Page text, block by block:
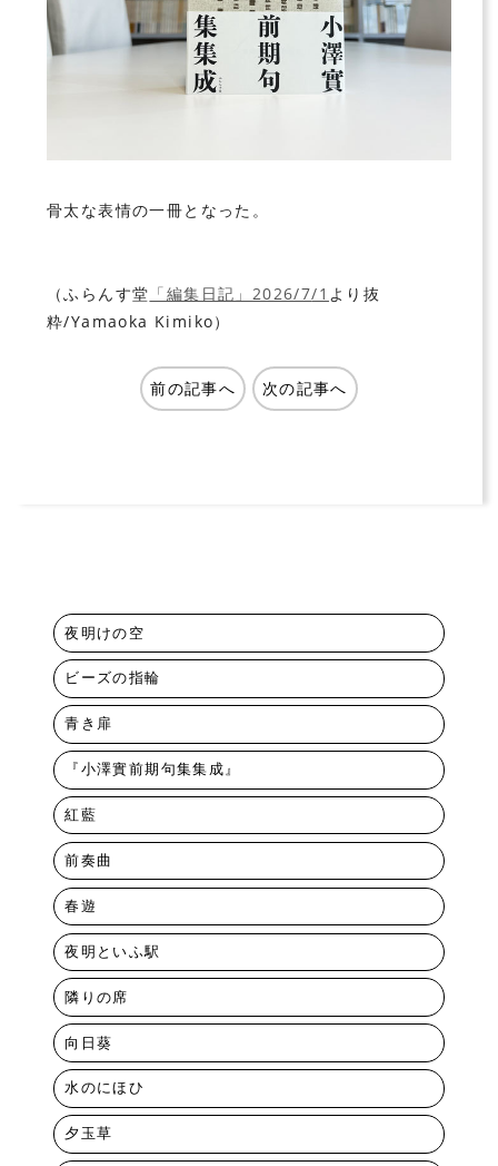
骨太な表情の一冊となった。
（ふらんす堂 「編集日記」2026/7/1 より抜
粋/Yamaoka Kimiko）
前の記事へ 次の記事へ
夜明けの空
ビーズの指輪
青き扉
『小澤實前期句集集成』
紅藍
前奏曲
春遊
夜明といふ駅
隣りの席
向日葵
水のにほひ
夕玉草